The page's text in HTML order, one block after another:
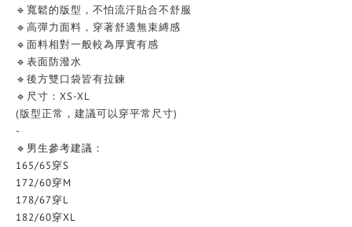
🔹寬鬆的版型，不怕流汗貼合不舒服
🔹高彈力面料，穿著舒適無束縛感
🔹面料相對一般較為厚實有感
🔹表面防潑水
🔹後方雙口袋皆有拉鍊
🔹尺寸：XS-XL
(版型正常，建議可以穿平常尺寸)
-
🔹男生參考建議：
165/65穿S
172/60穿M
178/67穿L
182/60穿XL